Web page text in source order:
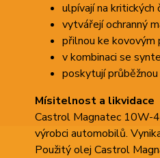
ulpívají na kritických
vytvářejí ochranný
přilnou ke kovovým
v kombinaci se
poskytují
Mísitelnost a likvidace
Castrol Magnatec 10W-
výrobci automobilů.
Použitý olej Castrol